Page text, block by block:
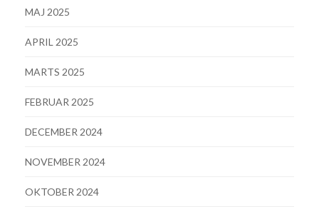
MAJ 2025
APRIL 2025
MARTS 2025
FEBRUAR 2025
DECEMBER 2024
NOVEMBER 2024
OKTOBER 2024